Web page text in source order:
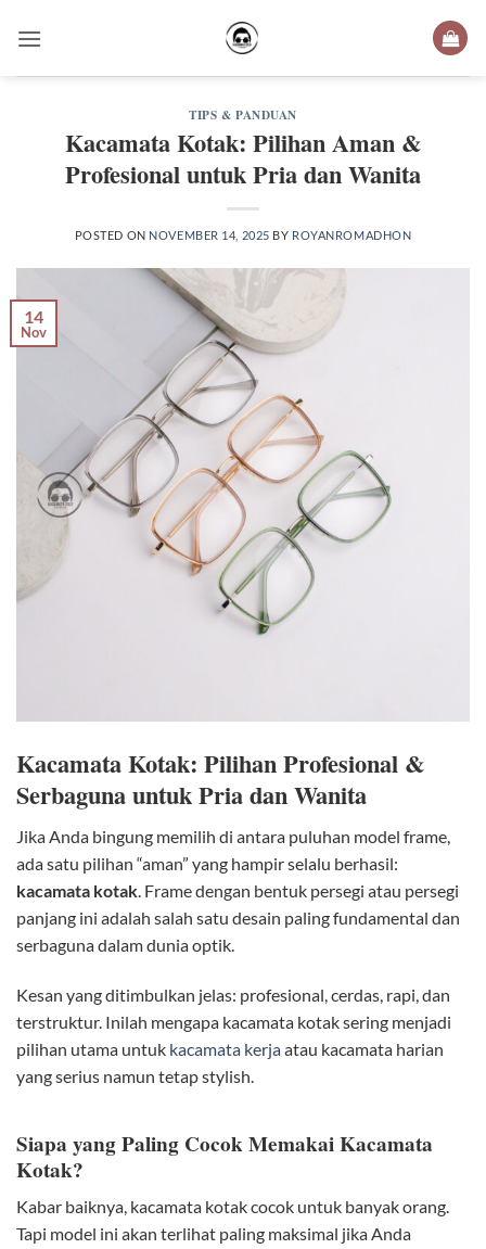
TIPS & PANDUAN
Kacamata Kotak: Pilihan Aman &
Profesional untuk Pria dan Wanita
POSTED ON NOVEMBER 14, 2025 BY ROYANROMADHON
14
Nov
Kacamata Kotak: Pilihan Profesional &
Serbaguna untuk Pria dan Wanita
Jika Anda bingung memilih di antara puluhan model frame,
ada satu pilihan “aman” yang hampir selalu berhasil:
kacamata kotak . Frame dengan bentuk persegi atau persegi
panjang ini adalah salah satu desain paling fundamental dan
serbaguna dalam dunia optik.
Kesan yang ditimbulkan jelas: profesional, cerdas, rapi, dan
terstruktur. Inilah mengapa kacamata kotak sering menjadi
pilihan utama untuk kacamata kerjaatau kacamata harian
yang serius namun tetap stylish.
Siapa yang Paling Cocok Memakai Kacamata
Kotak?
Kabar baiknya, kacamata kotak cocok untuk banyak orang.
Tapi model ini akan terlihat paling maksimal jika Anda